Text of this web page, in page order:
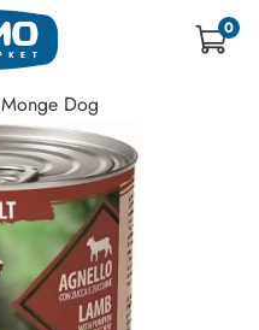
0
Monge Dog